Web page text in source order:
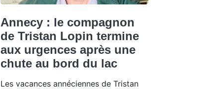
Annecy : le compagnon
de Tristan Lopin termine
aux urgences après une
chute au bord du lac
Les vacances annéciennes de Tristan